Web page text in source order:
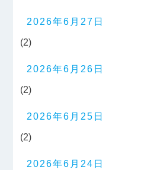
2026年6月27日
(2)
2026年6月26日
(2)
2026年6月25日
(2)
2026年6月24日